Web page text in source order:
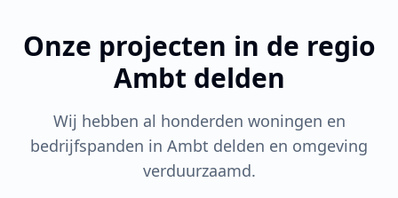
Onze projecten in de regio
Ambt delden
Wij hebben al honderden woningen en
bedrijfspanden in Ambt delden en omgeving
verduurzaamd.